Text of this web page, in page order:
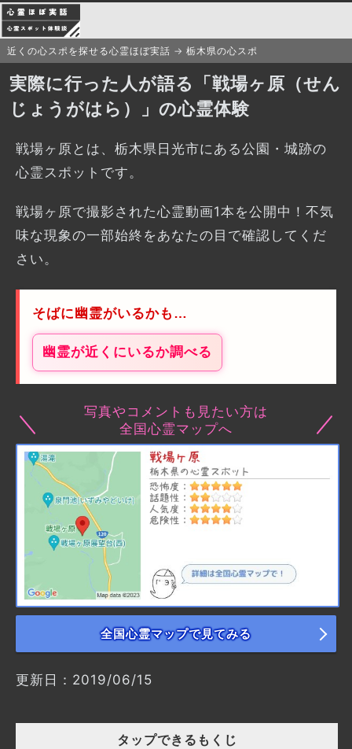
近くの心スポを探せる心霊ほぼ実話 栃木県の心スポ
実際に行った人が語る「戦場ヶ原（せん
じょうがはら）」の心霊体験
戦場ヶ原とは、栃木県日光市にある公園・城跡の
心霊スポットです。
戦場ヶ原で撮影された心霊動画1本を公開中！不気
味な現象の一部始終をあなたの目で確認してくだ
さい。
そばに幽霊がいるかも…
幽霊が近くにいるか調べる
写真やコメントも見たい方は
全国心霊マップへ
全国心霊マップで見てみる
更新日：2019/06/15
タップできるもくじ